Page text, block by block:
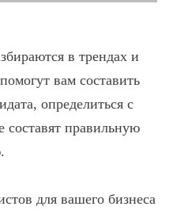
в трендах и
вам составить
определиться с
составят правильную
для вашего бизнеса